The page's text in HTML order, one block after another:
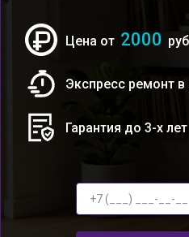
Цена от 2000 руб
Экспресс ремонт
Гарантия до 3-х лет